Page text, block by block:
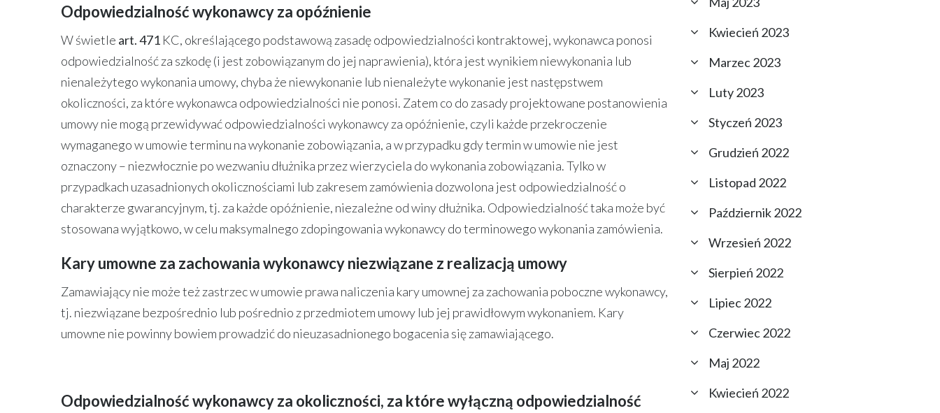
Odpowiedzialność wykonawcy za opóźnienie
W świetle art. 471 KC, określającego podstawową zasadę odpowiedzialności kontraktowej, wykonawca ponosi
odpowiedzialność za szkodę (i jest zobowiązanym do jej naprawienia), która jest wynikiem niewykonania lub
nienależytego wykonania umowy, chyba że niewykonanie lub nienależyte wykonanie jest następstwem
okoliczności, za które wykonawca odpowiedzialności nie ponosi. Zatem co do zasady projektowane postanowienia
umowy nie mogą przewidywać odpowiedzialności wykonawcy za opóźnienie, czyli każde przekroczenie
wymaganego w umowie terminu na wykonanie zobowiązania, a w przypadku gdy termin w umowie nie jest
oznaczony – niezwłocznie po wezwaniu dłużnika przez wierzyciela do wykonania zobowiązania. Tylko w
przypadkach uzasadnionych okolicznościami lub zakresem zamówienia dozwolona jest odpowiedzialność o
charakterze gwarancyjnym, tj. za każde opóźnienie, niezależne od winy dłużnika. Odpowiedzialność taka może być
stosowana wyjątkowo, w celu maksymalnego zdopingowania wykonawcy do terminowego wykonania zamówienia.
Kary umowne za zachowania wykonawcy niezwiązane z realizacją umowy
Zamawiający nie może też zastrzec w umowie prawa naliczenia kary umownej za zachowania poboczne wykonawcy,
tj. niezwiązane bezpośrednio lub pośrednio z przedmiotem umowy lub jej prawidłowym wykonaniem. Kary
umowne nie powinny bowiem prowadzić do nieuzasadnionego bogacenia się zamawiającego.
Odpowiedzialność wykonawcy za okoliczności, za które wyłączną odpowiedzialność
Kwiecień 2023
Marzec 2023
Luty 2023
Styczeń 2023
Grudzień 2022
Listopad 2022
Październik 2022
Wrzesień 2022
Sierpień 2022
Lipiec 2022
Czerwiec 2022
Maj 2022
Kwiecień 2022